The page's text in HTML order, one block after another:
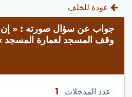
عودة للخلف
جواب عن سؤال صورته : « إن
وقف المسجد لعمارة المسجد
عدد المدخلات
1